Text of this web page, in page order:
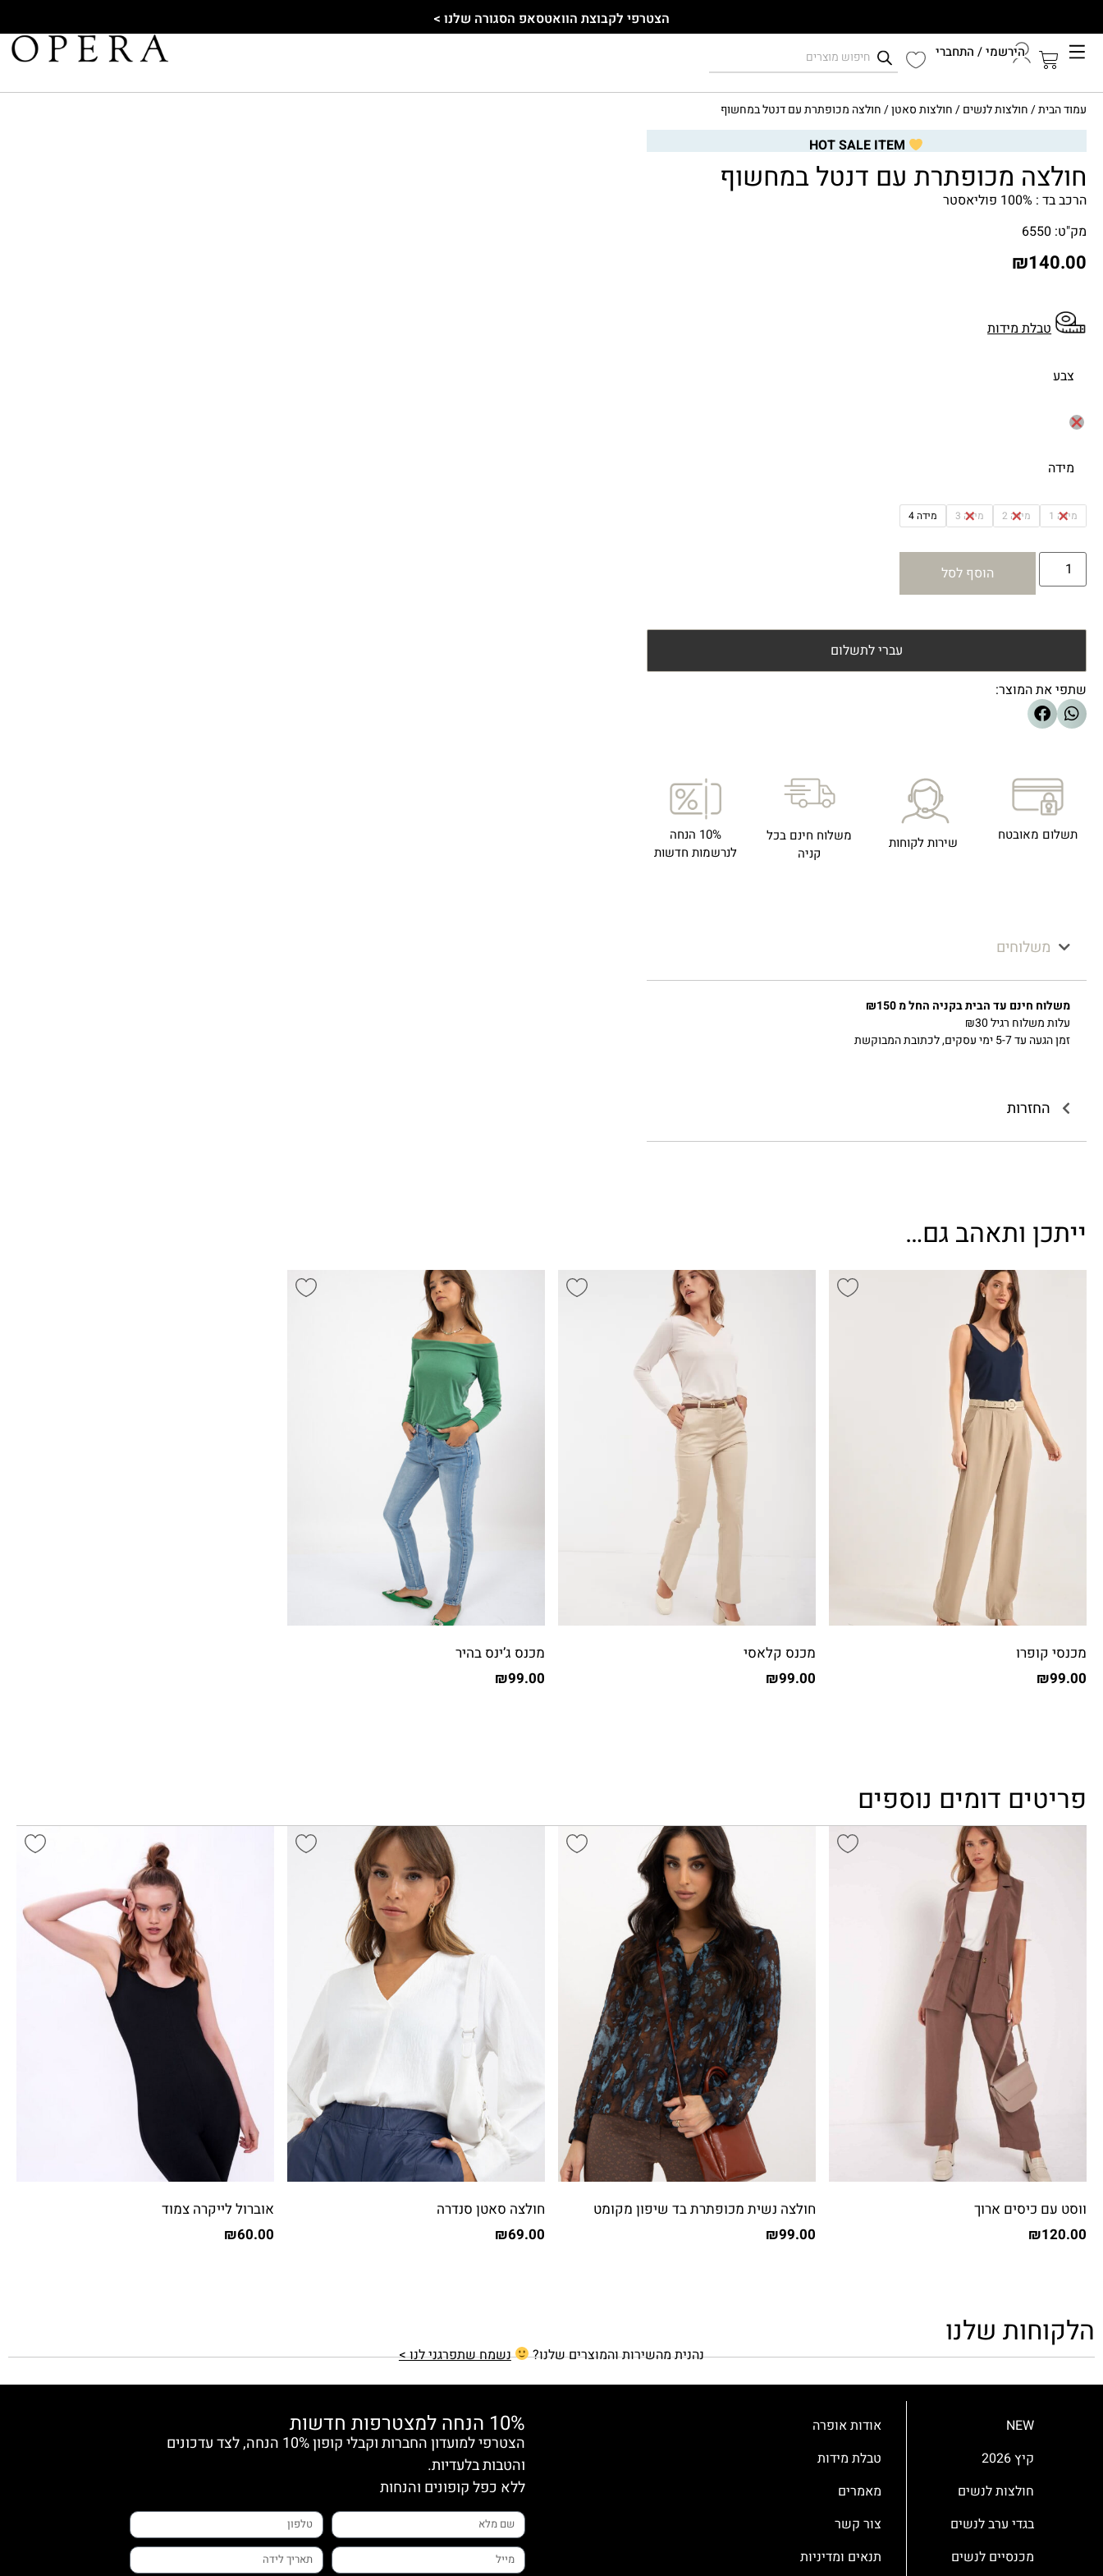
הצטרפי לקבוצת הוואטסאפ הסגורה שלנו >
הירשמי / התחברי
עמוד הבית/חולצות לנשים/חולצות סאטן/ חולצה מכופתרת עם דנטל במחשוף
חולצה מכופתרת עם דנטל במחשוף
הרכב בד : 100% פוליאסטר
מק"ט: 6550
₪140.00
טבלת מידות
צבע
מידה
מידה 1 מידה 2 מידה 3 מידה 4
הוסף לסל
עברי לתשלום
שתפי את המוצר:
תשלום מאובטח שירות לקוחות
משלוח חינם בכל
קניה
10% הנחה
לנרשמות חדשות
משלוחים
משלוח חינם עד הבית בקניה החל מ ₪150
עלות משלוח רגיל ₪30
זמן הגעה עד 5-7 ימי עסקים, לכתובת המבוקשת
החזרות
ייתכן ותאהב גם…
מכנסי קופרו
₪99.00
מכנס קלאסי
₪99.00
מכנס ג’ינס בהיר
₪99.00
פריטים דומים נוספים
ווסט עם כיסים ארוך
₪120.00
חולצה נשית מכופתרת בד שיפון מקומט
₪99.00
חולצה סאטן סנדרה
₪69.00
אוברול לייקרה צמוד
₪60.00
הלקוחות שלנו
נהנית מהשירות והמוצרים שלנו? נשמח שתפרגני לנו >
NEW
קיץ 2026
חולצות לנשים
בגדי ערב לנשים
מכנסיים לנשים
אודות אופרה
טבלת מידות
מאמרים
צור קשר
תנאים ומדיניות
10% הנחה למצטרפות חדשות
הצטרפי למועדון החברות וקבלי קופון 10% הנחה, לצד עדכונים
והטבות בלעדיות.
ללא כפל קופונים והנחות